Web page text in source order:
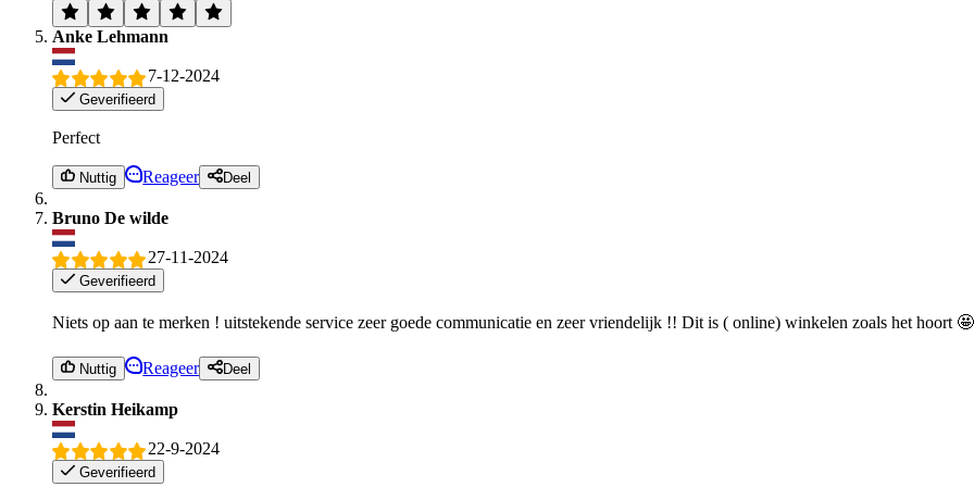
Anke Lehmann
7-12-2024
Geverifieerd
Perfect
Nuttig Reageer Deel
Bruno De wilde
27-11-2024
Geverifieerd
Niets op aan te merken ! uitstekende service zeer goede communicatie en zeer vriendelijk !! Dit is ( online) winkelen zoals het hoort
Nuttig Reageer Deel
Kerstin Heikamp
22-9-2024
Geverifieerd